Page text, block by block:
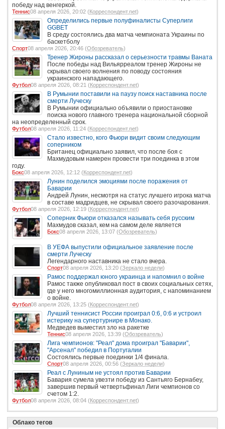
победу над венгеркой.
Теннис08 апреля 2026, 20:02 (Корреспондент.net)
Определились первые полуфиналисты Суперлиги
GGBET
В среду состоялись два матча чемпионата Украины по
баскетболу
Спорт08 апреля 2026, 20:46 (Обозреватель)
Тренер Жироны рассказал о серьезности травмы Ваната
После победы над Вильярреалом тренер Жироны не
скрывал своего волнения по поводу состояния
украинского нападающего.
Футбол08 апреля 2026, 08:21 (Корреспондент.net)
В Румынии поставили на паузу поиск наставника после
смерти Луческу
В Румынии официально объявили о приостановке
поиска нового главного тренера национальной сборной
на неопределенный срок.
Футбол08 апреля 2026, 11:24 (Корреспондент.net)
Стало известно, кого Фьюри видит своим следующим
соперником
Британец официально заявил, что после боя с
Махмудовым намерен провести три поединка в этом
году.
Бокс08 апреля 2026, 12:12 (Корреспондент.net)
Лунин поделился эмоциями после поражения от
Баварии
Андрей Лунин, несмотря на статус лучшего игрока матча
в составе мадридцев, не скрывал своего разочарования.
Футбол08 апреля 2026, 12:19 (Корреспондент.net)
Соперник Фьюри отказался называть себя русским
Махмудов сказал, кем на самом деле является
Бокс08 апреля 2026, 13:07 (Обозреватель)
В УЕФА выпустили официальное заявление после
смерти Луческу
Легендарного наставника не стало вчера.
Спорт08 апреля 2026, 13:20 (Зеркало недели)
Рамос поддержал юного украинца и напомнил о войне
Рамос также опубликовал пост в своих социальных сетях,
где у него многомиллионная аудитория, с напоминанием
о войне.
Футбол08 апреля 2026, 13:25 ( Корреспондент.net)
Лучший теннисист России проиграл 0:6, 0:6 и устроил
истерику на супертурнире в Монако.
Медведев выместил зло на ракетке
Теннис08 апреля 2026, 13:39 (Обозреватель)
Лига чемпионов: "Реал" дома проиграл "Баварии",
"Арсенал" победил в Португалии
Состоялись первые поединки 1/4 финала.
Спорт08 апреля 2026, 00:56 (Зеркало недели)
Реал с Луниным не устоял против Баварии
Бавария сумела увезти победу из Сантьяго Бернабеу,
завершив первый четвертьфинал Лиги чемпионов со
счетом 1:2.
Футбол08 апреля 2026, 08:04 ( Корреспондент.net)
Облако тегов